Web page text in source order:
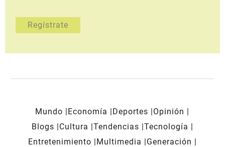
Mundo Economía Deportes
Opinión
Blogs
Cultura Tendencias Tecnología
Entretenimiento
Multimedia
Generación